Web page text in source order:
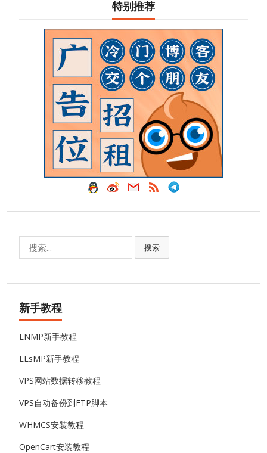
特别推荐
搜索
新手教程
LNMP新手教程
LLsMP新手教程
VPS网站数据转移教程
VPS自动备份到FTP脚本
WHMCS安装教程
OpenCart安装教程